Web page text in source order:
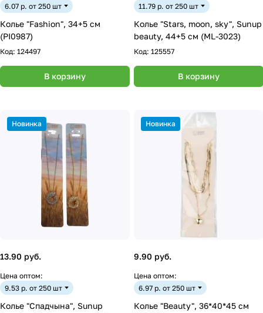
6.07 р. от 250 шт
Колье "Fashion", 34+5 см
(PI0987)
Код: 124497
В корзину
11.79 р. от 250 шт
Колье "Stars, moon, sky", Sunup
beauty, 44+5 см (ML-3023)
Код: 125557
В корзину
Новинка
13.90 руб.
Цена оптом:
9.53 р. от 250 шт
Колье "Спадчына", Sunup
Новинка
9.90 руб.
Цена оптом:
6.97 р. от 250 шт
Колье "Beauty", 36*40*45 см